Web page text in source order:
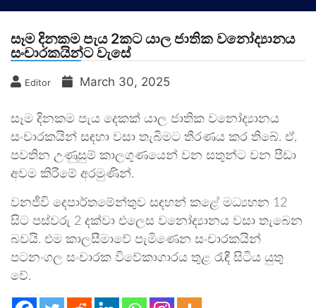
සෑම දිනකම පැය 2කට යාල ජාතික වනෝද්‍යානය
සංචාරකයින්ට වැසේ
Editor March 30, 2025
සෑම දිනකම පැය දෙකක් යාල ජාතික වනෝද්‍යානය
සංචාරකයින් සඳහා වසා තැබීමට තීරණය කර තිබේ. ඒ,
පවතින උණුසුම් කාලගුණයෙන් වන සතුන්ට වන පීඩා
අවම කිරීමේ අරමුණින්.
වනජීවි දෙපාර්තමේන්තුව සඳහන් කළේ මධ්‍යහන 12
සිට පස්වරු 2 දක්වා එලෙස වනෝද්‍යානය වසා තැබෙන
බවයි. එම කාලසීමාවේ පැමිණෙන සංචාරකයින්
පටනංගල සංචාරක විවේකාගාරය තුළ රැඳී සිටිය යුතු
වේ.